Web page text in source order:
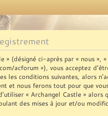
» (désigné ci-après par « nous »,
acforum »), vous acceptez
les conditions suivantes, alors
et nous ferons tout pour que
« Archangel Castle »
des mises à jour et/ou